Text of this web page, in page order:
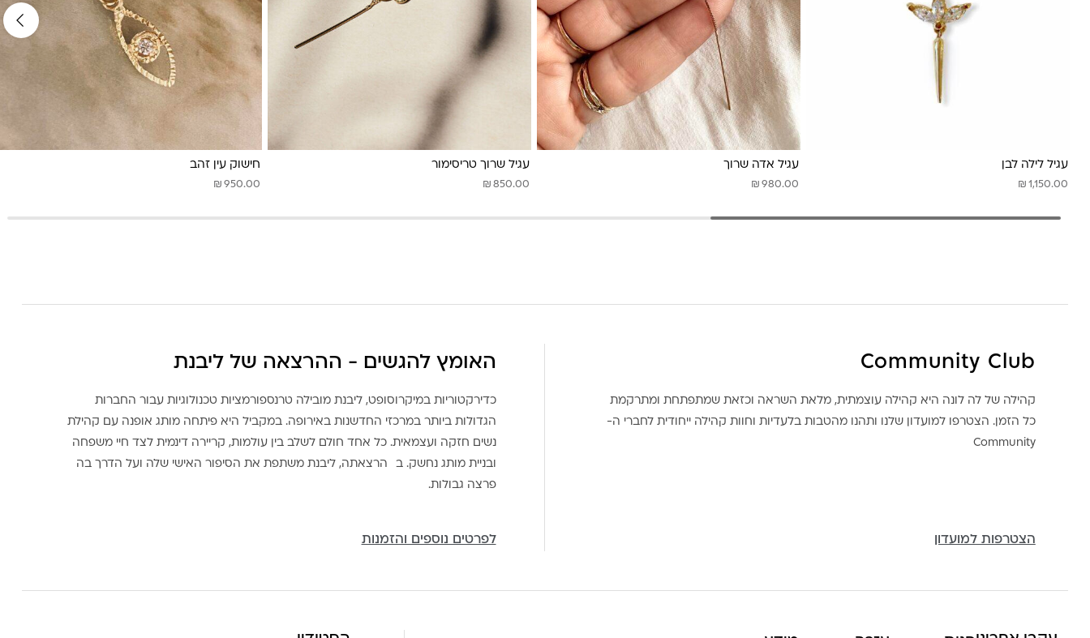
עגיל לילה לבן
₪ 1,150.00
עגיל אדה שרוך
₪ 980.00
עגיל שרוך טריסימור
₪ 850.00
חישוק עין זהב
₪ 950.00
Community Club
קהילה של לה לונה היא קהילה עוצמתית, מלאת השראה וכזאת שמתפתחת ומתרקמת
כל הזמן. הצטרפו למועדון שלנו ותהנו מהטבות בלעדיות וחוות קהילה ייחודית לחברי ה-
Community
הצטרפות למועדון
האומץ להגשים - ההרצאה של ליבנת
כדירקטוריות במיקרוסופט, ליבנת מובילה טרנספורמציות טכנולוגיות עבור החברות
הגדולות ביותר במרכזי החדשנות באירופה. במקביל היא פיתחה מותג אופנה עם קהילת
נשים חזקה ועצמאית. כל אחד חולם לשלב בין עולמות, קריירה דינמית לצד חיי משפחה
ובניית מותג נחשק. ב הרצאתה, ליבנת משתפת את הסיפור האישי שלה ועל הדרך בה
פרצה גבולות.
לפרטים נוספים והזמנות